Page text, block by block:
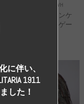
Repro Uniforms WH
ミヒャエル・ヤンケ
帥 ヘルマン・ゲー
に伴い、
1911
した！